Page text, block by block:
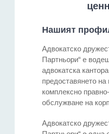
Нашият
Адвокатско
Партньори“ е
адвокатска
предоставянето на
комплексно
обслужване на
Адвокатско